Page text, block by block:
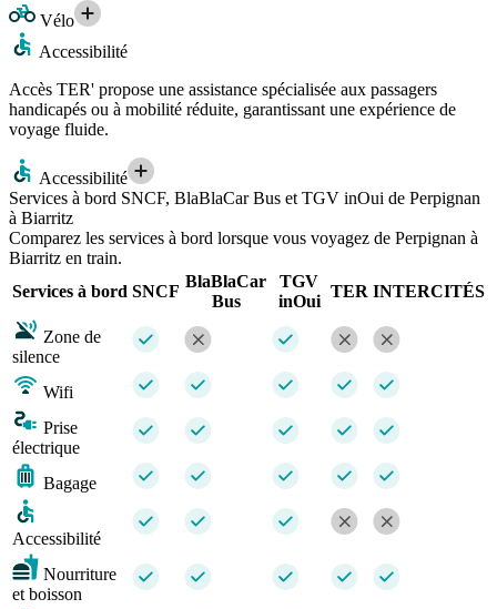
Vélo
Accessibilité
Accès TER' propose une assistance spécialisée aux passagers
handicapés ou à mobilité réduite, garantissant une expérience de
voyage fluide.
Accessibilité
Services à bord SNCF, BlaBlaCar Bus et TGV inOui de Perpignan
à Biarritz
Comparez les services à bord lorsque vous voyagez de Perpignan à
Biarritz en train.
Services à bord SNCF
BlaBlaCar
Bus
TGV
inOui
TER INTERCITÉS
Zone de
silence
Wifi
Prise
électrique
Bagage
Accessibilité
Nourriture
et boisson